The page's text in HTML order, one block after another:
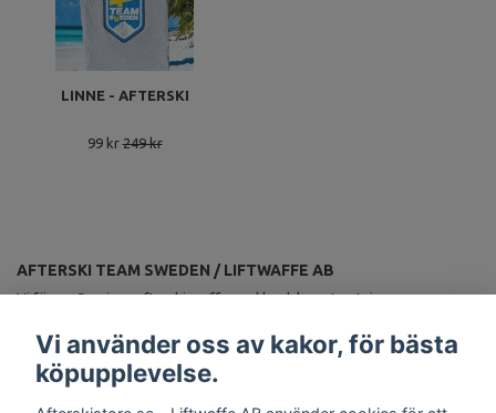
LINNE - AFTERSKI
99 kr249 kr
AFTERSKI TEAM SWEDEN / LIFTWAFFE AB
Vi förser Sveriges afterskiproffs med landslagsutrustning.
Vi använder oss av kakor, för bästa
köpupplevelse.